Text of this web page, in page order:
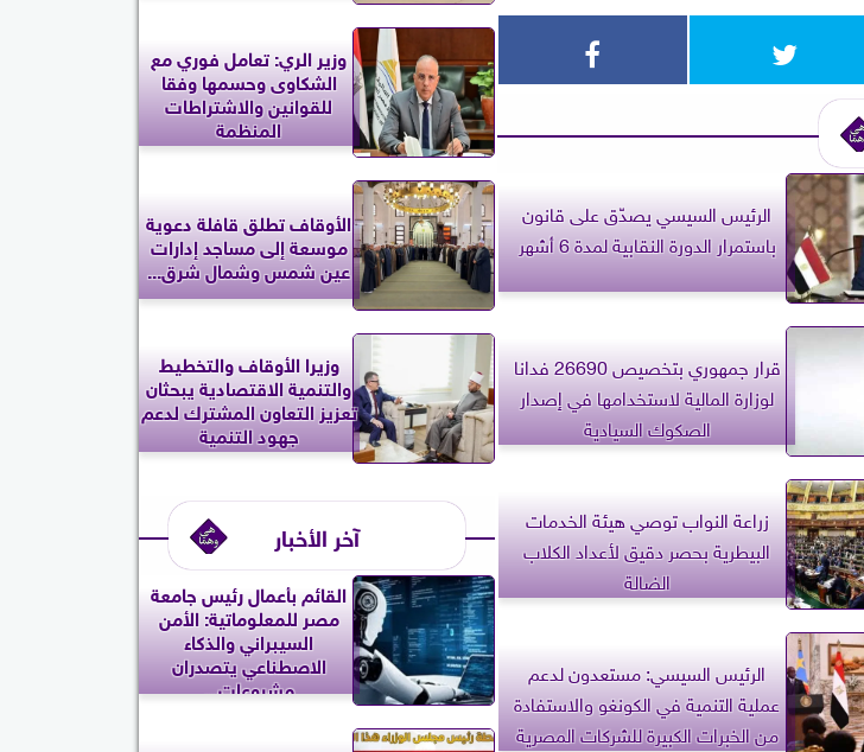
الرئيس السيسي يصدّق على قانون
باستمرار الدورة النقابية لمدة 6 أشهر
قرار جمهوري بتخصيص 26690 فدانا
لوزارة المالية لاستخدامها في إصدار
الصكوك السيادية
زراعة النواب توصي هيئة الخدمات
البيطرية بحصر دقيق لأعداد الكلاب
الضالة
الرئيس السيسي: مستعدون لدعم
عملية التنمية في الكونغو والاستفادة
من الخبرات الكبيرة للشركات المصرية
وزير الري: تعامل فوري مع
الشكاوى وحسمها وفقا
للقوانين والاشتراطات
المنظمة
الأوقاف تطلق قافلة دعوية
موسعة إلى مساجد إدارات
عين شمس وشمال شرق...
وزيرا الأوقاف والتخطيط
والتنمية الاقتصادية يبحثان
تعزيز التعاون المشترك لدعم
جهود التنمية
آخر الأخبار
القائم بأعمال رئيس جامعة
مصر للمعلوماتية: الأمن
السيبراني والذكاء
الاصطناعي يتصدران
مشروعات...